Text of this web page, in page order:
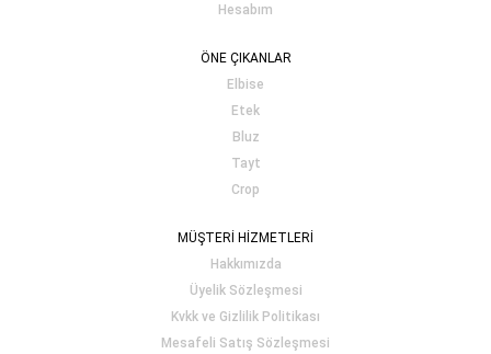
Hesabım
ÖNE ÇIKANLAR
Elbise
Etek
Bluz
Tayt
Crop
MÜŞTERİ HİZMETLERİ
Hakkımızda
Üyelik Sözleşmesi
Kvkk ve Gizlilik Politikası
Mesafeli Satış Sözleşmesi